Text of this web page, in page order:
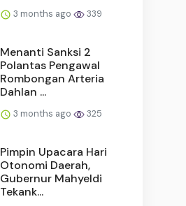
3 months ago 339
Menanti Sanksi 2
Polantas Pengawal
Rombongan Arteria
Dahlan ...
3 months ago 325
Pimpin Upacara Hari
Otonomi Daerah,
Gubernur Mahyeldi
Tekank...